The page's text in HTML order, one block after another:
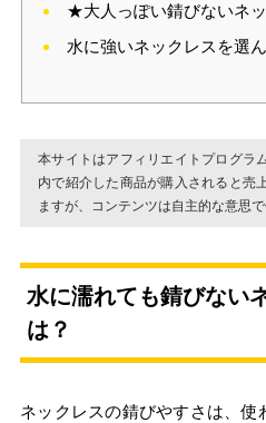
★大人っぽい錆びないネ
水に強いネックレスを選
本サイトはアフィリエイトプログラ
内で紹介した商品が購入されると売
ますが、コンテンツは自主的な意思で
水に濡れても錆びない
は？
ネックレスの錆びやすさは、使